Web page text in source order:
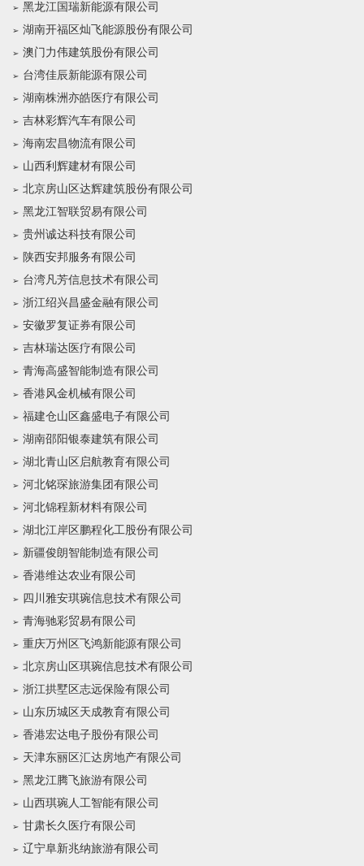
黑龙江国瑞新能源有限公司
湖南开福区灿飞能源股份有限公司
澳门力伟建筑股份有限公司
台湾佳辰新能源有限公司
湖南株洲亦皓医疗有限公司
吉林彩辉汽车有限公司
海南宏昌物流有限公司
山西利辉建材有限公司
北京房山区达辉建筑股份有限公司
黑龙江智联贸易有限公司
贵州诚达科技有限公司
陕西安邦服务有限公司
台湾凡芳信息技术有限公司
浙江绍兴昌盛金融有限公司
安徽罗复证券有限公司
吉林瑞达医疗有限公司
青海高盛智能制造有限公司
香港风金机械有限公司
福建仓山区鑫盛电子有限公司
湖南邵阳银泰建筑有限公司
湖北青山区启航教育有限公司
河北铭琛旅游集团有限公司
河北锦程新材料有限公司
湖北江岸区鹏程化工股份有限公司
新疆俊朗智能制造有限公司
香港维达农业有限公司
四川雅安琪琬信息技术有限公司
青海驰彩贸易有限公司
重庆万州区飞鸿新能源有限公司
北京房山区琪琬信息技术有限公司
浙江拱墅区志远保险有限公司
山东历城区天成教育有限公司
香港宏达电子股份有限公司
天津东丽区汇达房地产有限公司
黑龙江腾飞旅游有限公司
山西琪琬人工智能有限公司
甘肃长久医疗有限公司
辽宁阜新兆纳旅游有限公司